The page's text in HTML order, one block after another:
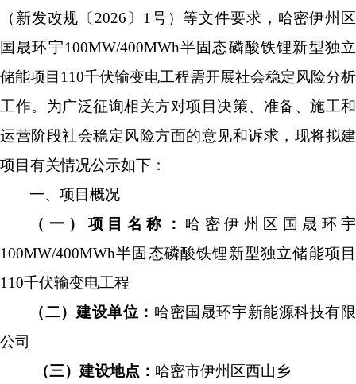
（ 新发改规 〔 2026 〕 1 号）等文件要求， 哈密伊州区
国晟环宇100MW/400MWh半固态磷酸铁锂新型独立
储能项目 110千伏输变电工程需开展社会稳定风险分析
工作。为广泛征询相关方对项目决策、准备、施工和
运营阶段社会稳定风险方面的意见和诉求，现将拟建
项目有关情况公示如下：
一、项目概况
（一）项目名称： 哈密伊州区国晟环宇
100MW/400MWh半固态磷酸铁锂新型独立储能项目
110千伏输变电工程
（二）建设单位： 哈密国晟环宇新能源科技有限
公司
（三）建设地点： 哈密市伊州区西山乡